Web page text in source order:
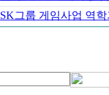
SK그룹 게임사업 역